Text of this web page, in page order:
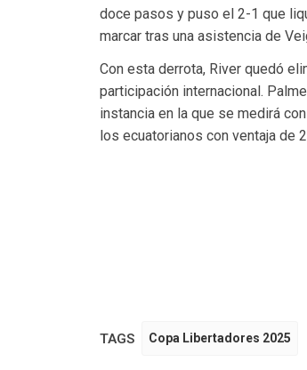
doce pasos y puso el 2-1 que
marcar tras una asistencia de
Con esta derrota, River quedó
participación internacional.
instancia en la que se medirá
los ecuatorianos con ventaja de
TAGS Copa Libertadores 2025